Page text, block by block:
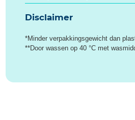
Disclaimer
*Minder verpakkingsgewicht dan
**Door wassen op 40 °C met